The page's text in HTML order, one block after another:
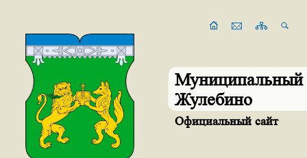
Муниципальный
Жулебино
Официальный сайт